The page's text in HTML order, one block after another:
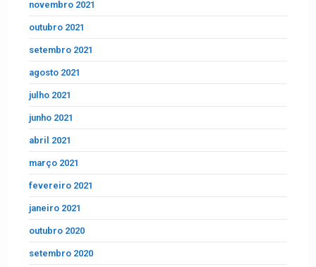
novembro 2021
outubro 2021
setembro 2021
agosto 2021
julho 2021
junho 2021
abril 2021
março 2021
fevereiro 2021
janeiro 2021
outubro 2020
setembro 2020